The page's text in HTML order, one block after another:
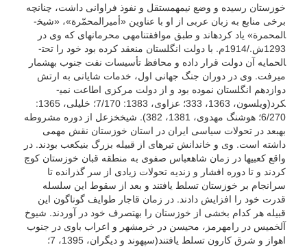
خوزستان رسیده و وضع نیمه­مستقل و نفوذ فراوانی داشت، چنانچه
برخی منابع به زبان عربی از او با عناوین «أمیرالمحمّرة»، «شیخ­
المحمرة» یاد کرده­اند و طبق موافقتنامه­ی محرمانه­ای که وی در
1293ش./1914م. با دولت انگلستان منعقد کرده بود خود را تحت­
الحمایه آن دولت قرار داده و محافظ تأسیسات نفت جنوب به­شمار
می­رفت. وی در دوران جنگ جهانی اول، خدمات شایانی به ارتش
دوازدهم انگلستان نموده بود و از دولت مرکزی اطاعت نمی­
کرد(ویلسون، 1363، 333؛ عزاوی، 1383: 7/170؛ خلیلی، 1365:
6/270؛ هوشنگ مهدوی، 1381، 382). شیخ­خزعل از دوره مشروطه
به­بعد در تحولات سیاسی ایران در استان خوزستان نقش مهمی
داشته است. وی و خاندانش تیره­ای از قبیله بزرگ بنی­کعب بودند. در
واقع کعبی­ها در زمان شاه­عباس صفوی به منطقه قبان خوزستان کوچ
کردند و تا دوره افشار و زندیه تحولات زیادی از سر گذرانده تا
سرانجام بر خوزستان تسلط یافتند و بعد از سقوط این سلسله
قدرت خود را افزایش دادند. در زمان قاجار طوایف گوناگون این
قبیله هر کدام بخشی از خوزستان را به­تصرف خود در آوردند. شیوخ
آل­خمیس در رامهرمز، محیسن در خرمشهر و اعراب باوی در جنوب
اهواز و شرق کارون تسلط یافتند(سپهوند و دیگران، 1395، 7؛